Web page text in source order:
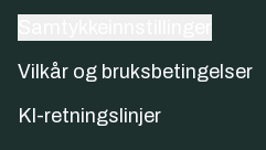
Vilkår og bruksbetingelser
KI-retningslinjer